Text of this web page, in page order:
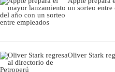
un sorteo entre
Oliver Stark